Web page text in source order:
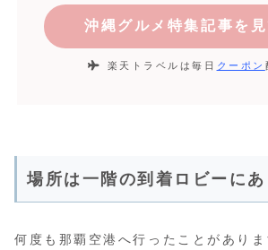
沖縄グルメ特集記事を見
楽天トラベルは毎日 クーポン
場所は一階の到着ロビーに
何度も那覇空港へ行ったことがあり